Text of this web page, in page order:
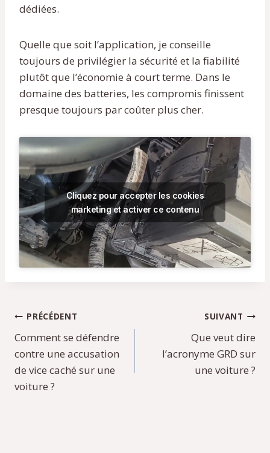
dédiées.
Quelle que soit l’application, je conseille
toujours de privilégier la sécurité et la fiabilité
plutôt que l’économie à court terme. Dans le
domaine des batteries, les compromis finissent
presque toujours par coûter plus cher.
Cliquez pour accepter les cookies
marketing et activer ce contenu
Navigation
de
l’article
PRÉCÉDENT
Comment se défendre
contre une accusation
de vice caché sur une
voiture ?
SUIVANT
Que veut dire
l’acronyme GRD sur
une voiture​ ?